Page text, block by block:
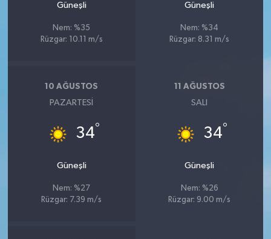
Güneşli
Nem: %35
Rüzgar: 10.11 m/s
Güneşli
Nem: %34
Rüzgar: 8.31 m/s
10 AĞUSTOS
PAZARTESI
34°
Güneşli
Nem: %27
Rüzgar: 7.39 m/s
11 AĞUSTOS
SALI
34°
Güneşli
Nem: %26
Rüzgar: 9.00 m/s